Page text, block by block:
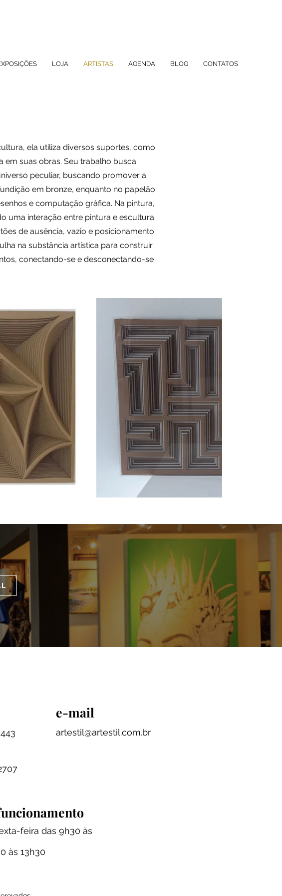
LOJA ARTISTAS AGENDA BLOG CONTATOS
ela utiliza diversos suportes, como
em suas obras. Seu trabalho busca
peculiar, buscando promover a
em bronze, enquanto no papelão
e computação gráfica. Na pintura,
uma interação entre pintura e escultura.
de ausência, vazio e posicionamento
na substância artística para construir
conectando-se e desconectando-se
e-mail
artestil@artestil.com.br
feira das 9h30 às
às 13h30